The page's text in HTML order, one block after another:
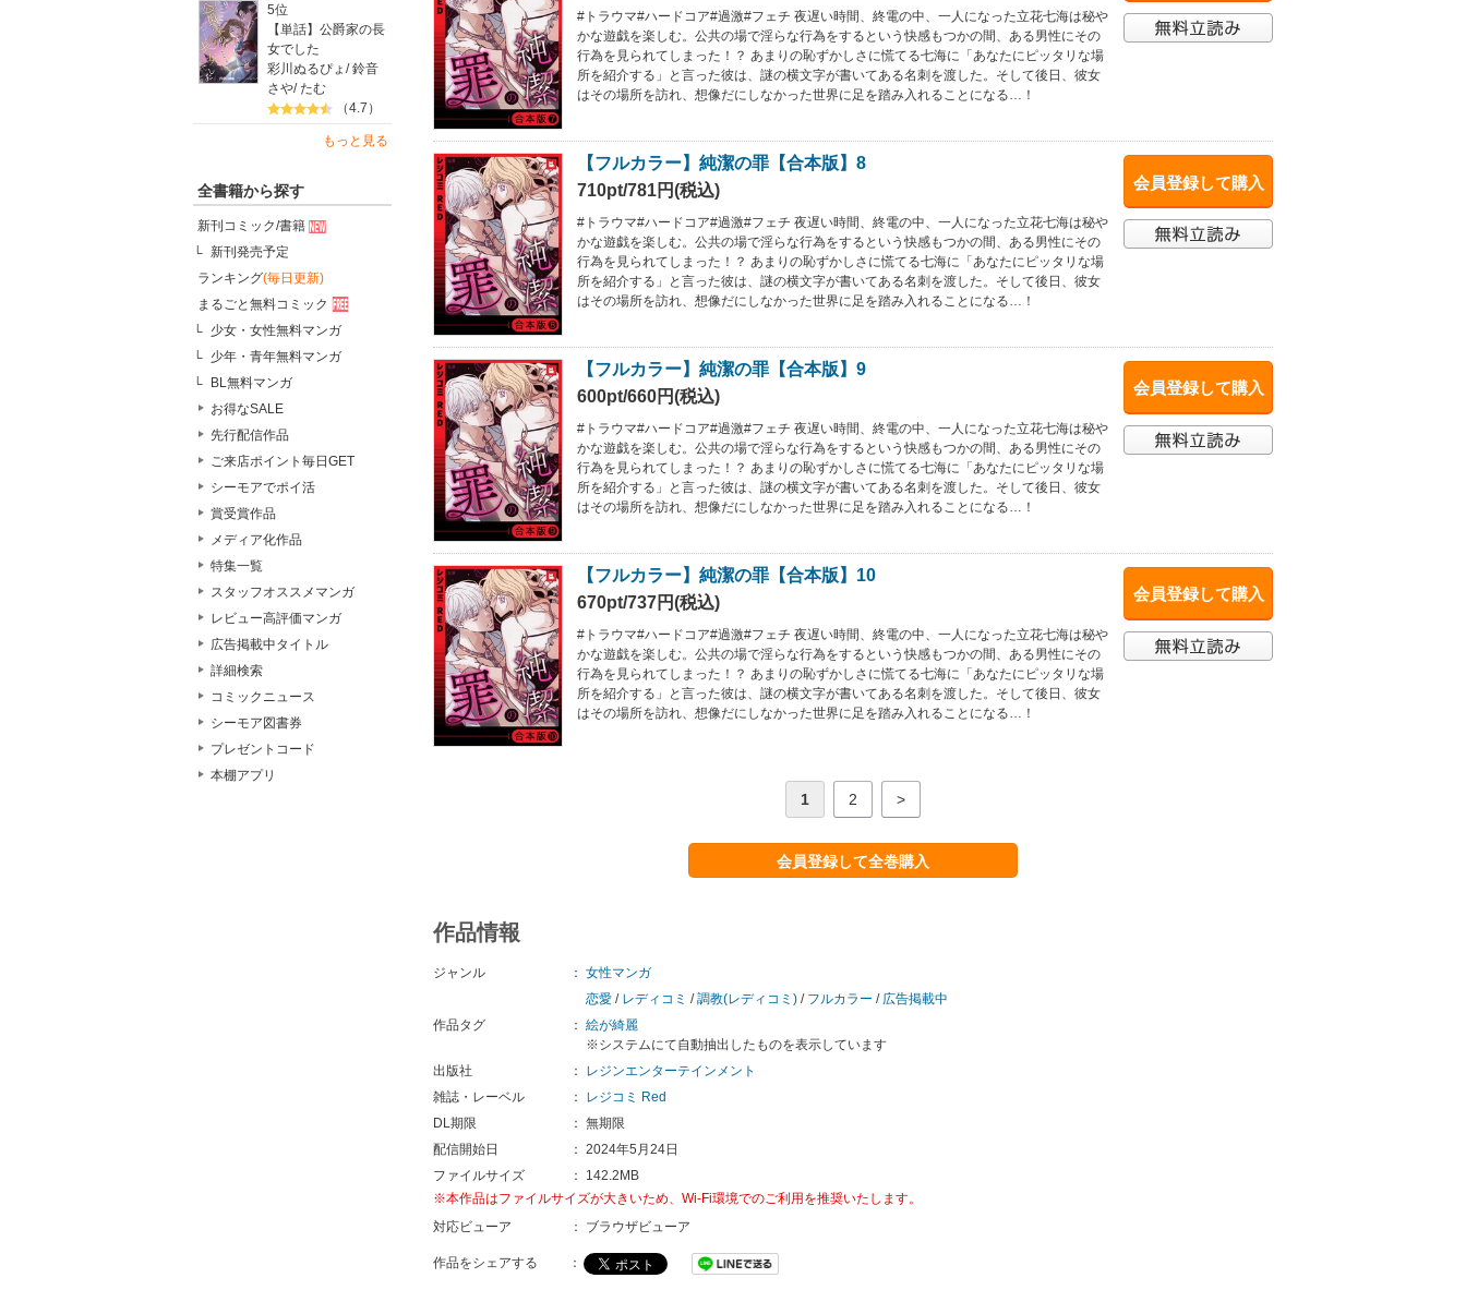
5位
【単話】公爵家の長
女でした
彩川ぬるぴょ /鈴音
さや/たむ
（4.7）
もっと見る
全書籍から探す
新刊コミック/書籍
新刊発売予定
ランキング(毎日更新)
まるごと無料コミック
少女・女性無料マンガ
少年・青年無料マンガ
BL無料マンガ
お得なSALE
先行配信作品
ご来店ポイント毎日GET
シーモアでポイ活
賞受賞作品
メディア化作品
特集一覧
スタッフオススメマンガ
レビュー高評価マンガ
広告掲載中タイトル
詳細検索
コミックニュース
シーモア図書券
プレゼントコード
本棚アプリ
#トラウマ#ハードコア#過激#フェチ 夜遅い時間、終電の中、一人になった立花七海は秘や
かな遊戯を楽しむ。公共の場で淫らな行為をするという快感もつかの間、ある男性にその
行為を見られてしまった！？ あまりの恥ずかしさに慌てる七海に「あなたにピッタリな場
所を紹介する」と言った彼は、謎の横文字が書いてある名刺を渡した。そして後日、彼女
はその場所を訪れ、想像だにしなかった世界に足を踏み入れることになる…！
会員登録して購入
【フルカラー】純潔の罪【合本版】8
710pt/781円(税込)
#トラウマ#ハードコア#過激#フェチ 夜遅い時間、終電の中、一人になった立花七海は秘や
かな遊戯を楽しむ。公共の場で淫らな行為をするという快感もつかの間、ある男性にその
行為を見られてしまった！？ あまりの恥ずかしさに慌てる七海に「あなたにピッタリな場
所を紹介する」と言った彼は、謎の横文字が書いてある名刺を渡した。そして後日、彼女
はその場所を訪れ、想像だにしなかった世界に足を踏み入れることになる…！
会員登録して購入
【フルカラー】純潔の罪【合本版】9
600pt/660円(税込)
#トラウマ#ハードコア#過激#フェチ 夜遅い時間、終電の中、一人になった立花七海は秘や
かな遊戯を楽しむ。公共の場で淫らな行為をするという快感もつかの間、ある男性にその
行為を見られてしまった！？ あまりの恥ずかしさに慌てる七海に「あなたにピッタリな場
所を紹介する」と言った彼は、謎の横文字が書いてある名刺を渡した。そして後日、彼女
はその場所を訪れ、想像だにしなかった世界に足を踏み入れることになる…！
会員登録して購入
【フルカラー】純潔の罪【合本版】10
670pt/737円(税込)
#トラウマ#ハードコア#過激#フェチ 夜遅い時間、終電の中、一人になった立花七海は秘や
かな遊戯を楽しむ。公共の場で淫らな行為をするという快感もつかの間、ある男性にその
行為を見られてしまった！？ あまりの恥ずかしさに慌てる七海に「あなたにピッタリな場
所を紹介する」と言った彼は、謎の横文字が書いてある名刺を渡した。そして後日、彼女
はその場所を訪れ、想像だにしなかった世界に足を踏み入れることになる…！
1 2 >
会員登録して全巻購入
作品情報
ジャンル ： 女性マンガ
恋愛 / レディコミ /調教(レディコミ) / フルカラー / 広告掲載中
作品タグ
： 絵が綺麗
※システムにて自動抽出したものを表示しています
出版社
：
レジンエンターテインメント
雑誌・レーベル
：
レジコミ Red
DL期限
： 無期限
配信開始日
： 2024年5月24日
ファイルサイズ
：
142.2MB
※本作品はファイルサイズが大きいため、Wi-Fi環境でのご利用を推奨いたします。
対応ビューア
： ブラウザビューア
作品をシェアする ：